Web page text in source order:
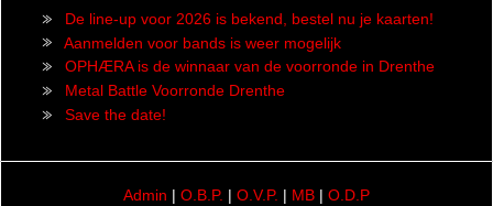
De line-up voor 2026 is bekend, bestel nu je kaarten!
Aanmelden voor bands is weer mogelijk
OPHÆRA is de winnaar van de voorronde in Drenthe
Metal Battle Voorronde Drenthe
Save the date!
Admin | O.B.P. | O.V.P. | MB | O.D.P